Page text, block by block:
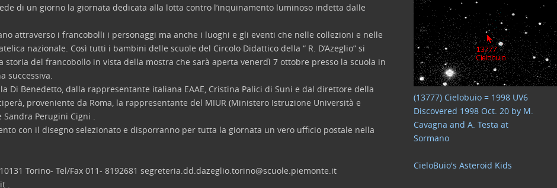
di un giorno la giornata dedicata alla lotta contro l’inquinamento luminoso indetta dalle
attraverso i francobolli i personaggi ma anche i luoghi e gli eventi che nelle collezioni e nelle
nazionale. Così tutti i bambini delle scuole del Circolo Didattico della “ R. D’Azeglio” si
del francobollo in vista della mostra che sarà aperta venerdì 7 ottobre presso la scuola in
successiva.
Di Benedetto, dalla rappresentante italiana EAAE, Cristina Palici di Suni e dal direttore della
proveniente da Roma, la rappresentante del MIUR (Ministero Istruzione Università e
Sandra Perugini Cigni .
con il disegno selezionato e disporranno per tutta la giornata un vero ufficio postale nella
10131 Torino- Tel/Fax 011- 8192681 segreteria.dd.dazeglio.torino@scuole.piemonte.it
.
(13777) Cielobuio = 1998 UV6
Discovered 1998 Oct. 20 by M.
Cavagna and A. Testa at
Sormano
CieloBuio's Asteroid Kids